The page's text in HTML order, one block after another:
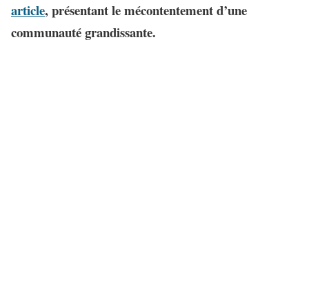
article, présentant le mécontentement d’une
communauté grandissante.